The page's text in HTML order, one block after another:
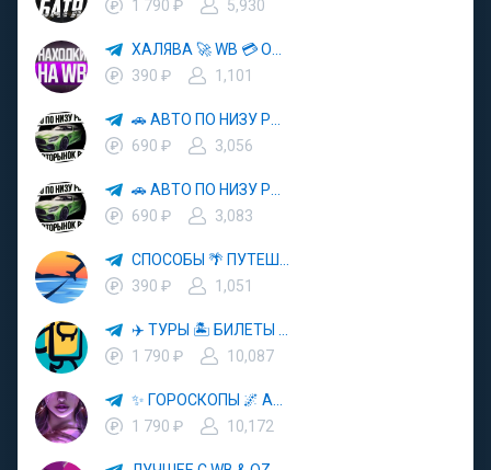
1 790 ₽
5,930
390 ₽
1,101
690 ₽
3,056
690 ₽
3,083
390 ₽
1,051
1 790 ₽
10,087
1 790 ₽
10,172